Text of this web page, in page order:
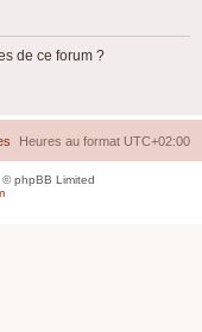
de ce forum ?
Heures au format UTC+02:00
phpBB Limited